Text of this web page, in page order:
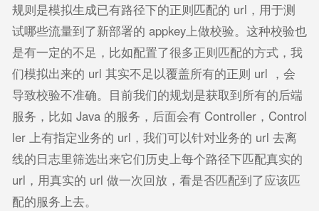
规则是模拟生成已有路径下的正则匹配的 url，用于测
试哪些流量到了新部署的 appkey上做校验。这种校验也
是有一定的不足，比如配置了很多正则匹配的方式，我
们模拟出来的 url 其实不足以覆盖所有的正则 url ，会
导致校验不准确。目前我们的规划是获取到所有的后端
服务，比如 Java 的服务，后面会有 Controller，Control
ler 上有指定业务的 url，我们可以针对业务的 url 去离
线的日志里筛选出来它们历史上每个路径下匹配真实的
url，用真实的 url 做一次回放，看是否匹配到了应该匹
配的服务上去。